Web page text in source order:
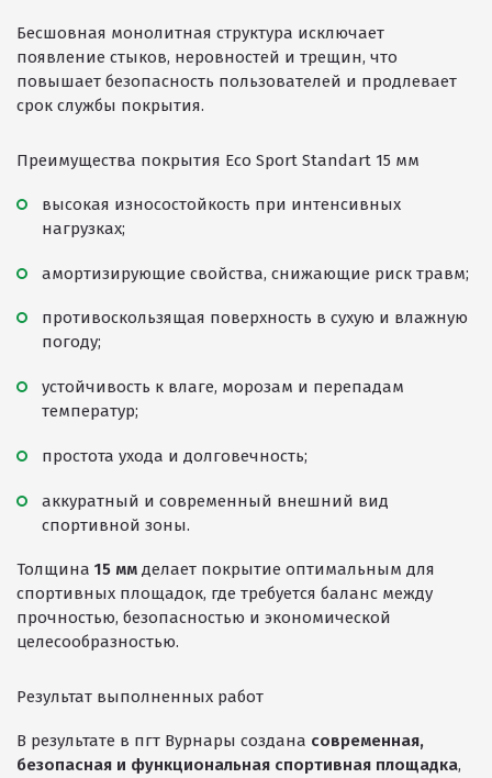
Покрытие для эксплуатируемой кровли
Покрытия детских площадок
Покрытия для беговых дорожек
Искусственная трава
Резиновый бордюр
Рулонное резиновое покрытие
Каменный ковер
Пигменты порошковые
Клей
Наборы для самостоятельной укладки
Черная SBR крошка
Бесшовная монолитная структура исключает
появление стыков, неровностей и трещин, что
повышает безопасность пользователей и продлевает
срок службы покрытия.
Преимущества покрытия Eco Sport Standart 15 мм
высокая износостойкость при интенсивных
нагрузках;
амортизирующие свойства, снижающие риск травм;
противоскользящая поверхность в сухую и влажную
погоду;
устойчивость к влаге, морозам и перепадам
температур;
простота ухода и долговечность;
аккуратный и современный внешний вид
спортивной зоны.
Толщина 15 мм делает покрытие оптимальным для
спортивных площадок, где требуется баланс между
прочностью, безопасностью и экономической
целесообразностью.
Результат выполненных работ
В результате в пгт Вурнары создана современная,
безопасная и функциональная спортивная площадка,